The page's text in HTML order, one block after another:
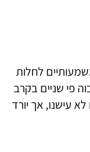
לחלות
פי שניים בקרב
עישנו, אך יורד